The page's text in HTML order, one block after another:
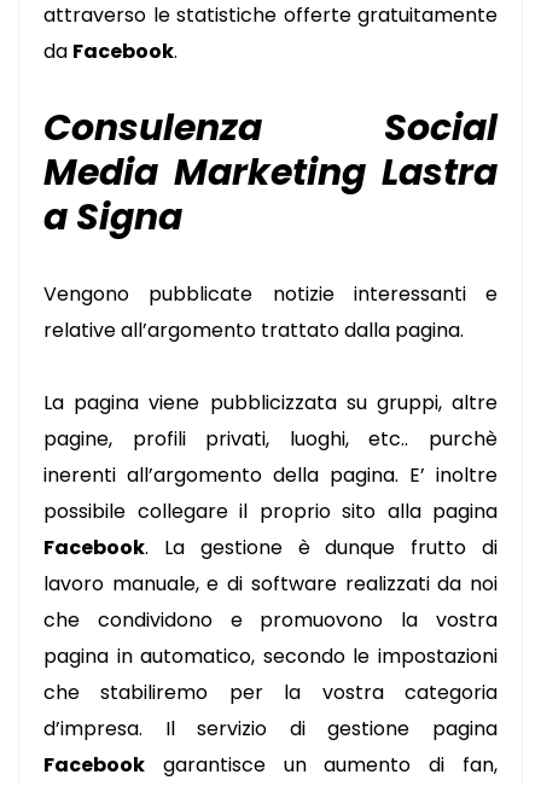
attraverso le statistiche offerte gratuitamente
da Facebook.
Consulenza Social
Media Marketing Lastra
a Signa
Vengono pubblicate notizie interessanti e
relative all’argomento trattato dalla pagina.
La pagina viene pubblicizzata su gruppi, altre
pagine, profili privati, luoghi, etc.. purchè
inerenti all’argomento della pagina. E’ inoltre
possibile collegare il proprio sito alla pagina
Facebook.
La gestione è dunque frutto di
lavoro manuale, e di software realizzati da noi
che condividono e promuovono la vostra
pagina in automatico, secondo le impostazioni
che stabiliremo per la vostra categoria
d’impresa.
Il servizio di gestione pagina
Facebook garantisce un aumento di fan,